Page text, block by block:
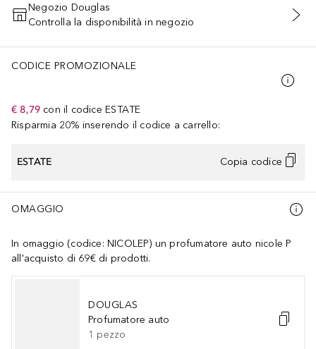
AGGIUNGI AL CARRELLO
Negozio Douglas
Controlla la disponibilità in negozio
CODICE PROMOZIONALE
€ 8,79 con il codice ESTATE
Risparmia 20% inserendo il codice a carrello:
ESTATE Copia codice
OMAGGIO
In omaggio (codice: NICOLEP) un profumatore auto nicole P
all'acquisto di 69€ di prodotti.
DOUGLAS
Profumatore auto
1 pezzo